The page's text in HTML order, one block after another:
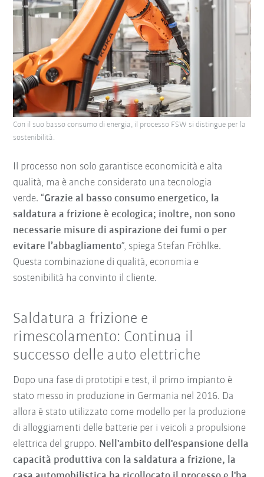
Il processo non solo garantisce economicità e alta
qualità, ma è anche considerato una tecnologia
verde. “Grazie al basso consumo energetico, la
saldatura a frizione è ecologica; inoltre, non sono
necessarie misure di aspirazione dei fumi o per
evitare l’abbagliamento”, spiega Stefan Fröhlke.
Questa combinazione di qualità, economia e
sostenibilità ha convinto il cliente.
Con il suo basso consumo di energia, il processo FSW si distingue per la
sostenibilità.
Saldatura a frizione e
rimescolamento: Continua il
successo delle auto elettriche
Dopo una fase di prototipi e test, il primo impianto è
stato messo in produzione in Germania nel 2016. Da
allora è stato utilizzato come modello per la produzione
di alloggiamenti delle batterie per i veicoli a propulsione
elettrica del gruppo. Nell'ambito dell'espansione della
capacità produttiva con la saldatura a frizione, la